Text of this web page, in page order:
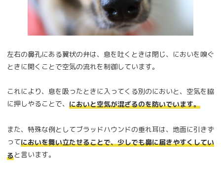
左右の鼻孔にある翼状の弁は、息を吐くときは閉じ、においを嗅ぐ
ときに開くことで空気の流れを制御しています。
これにより、息を吸ったときに入ってくる別のにおいと、空気を脇
に押しやることで、 においと空気が混ざるのを防いでいます。
また、特殊な例としてブラッドハウンドの垂れ耳は、地面に引きず
ってにおいを舞い立たせることで、少しでも鼻に届きやすくしてい
ると言います。